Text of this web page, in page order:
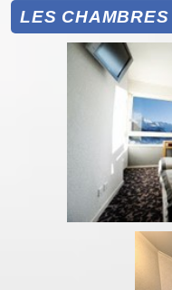
LES CHAMBRES